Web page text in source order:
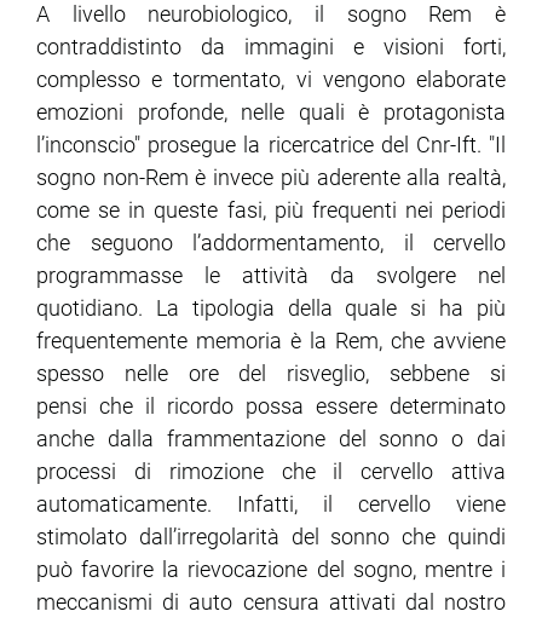
A livello neurobiologico, il sogno Rem è
contraddistinto da immagini e visioni forti,
complesso e tormentato, vi vengono elaborate
emozioni profonde, nelle quali è protagonista
l’inconscio" prosegue la ricercatrice del Cnr-Ift. "Il
sogno non-Rem è invece più aderente alla realtà,
come se in queste fasi, più frequenti nei periodi
che seguono l’addormentamento, il cervello
programmasse le attività da svolgere nel
quotidiano. La tipologia della quale si ha più
frequentemente memoria è la Rem, che avviene
spesso nelle ore del risveglio, sebbene si
pensi che il ricordo possa essere determinato
anche dalla frammentazione del sonno o dai
processi di rimozione che il cervello attiva
automaticamente. Infatti, il cervello viene
stimolato dall’irregolarità del sonno che quindi
può favorire la rievocazione del sogno, mentre i
meccanismi di auto censura attivati dal nostro